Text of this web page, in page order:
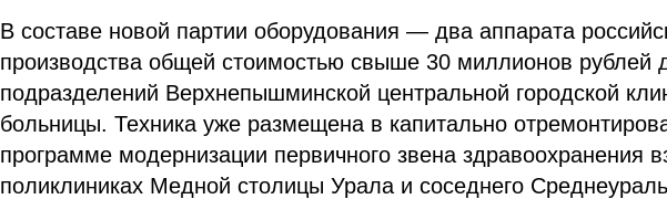
В составе новой партии оборудования — два аппарата
производства общей стоимостью свыше 30 миллионов рублей
подразделений Верхнепышминской центральной городской
больницы. Техника уже размещена в капитально
программе модернизации первичного звена здравоохранения
поликлиниках Медной столицы Урала и соседнего